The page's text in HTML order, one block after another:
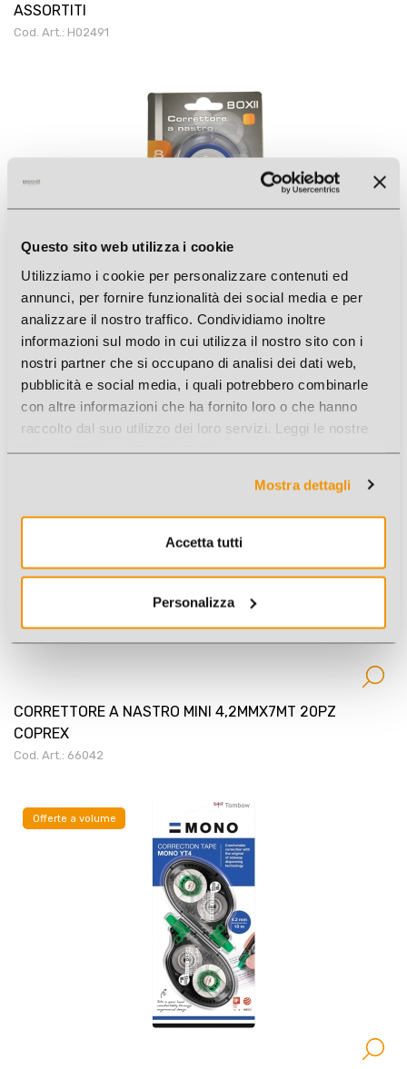
Questo sito web utilizza i cookie
Utilizziamo i cookie per personalizzare contenuti ed
annunci, per fornire funzionalità dei social media e per
analizzare il nostro traffico. Condividiamo inoltre
informazioni sul modo in cui utilizza il nostro sito con i
nostri partner che si occupano di analisi dei dati web,
pubblicità e social media, i quali potrebbero combinarle
con altre informazioni che ha fornito loro o che hanno
raccolto dal suo utilizzo dei loro servizi. Leggi le nostre
Privacy PolicyeCookie Policy.
Mostra dettagli
Accetta tutti
Personalizza
ASSORTITI
Cod. Art.: H02491
CORRETTORE A NASTRO 5MMX8MT 12PZ BOXII
Cod. Art.: 6600
CORRETTORE A NASTRO MINI 4,2MMX7MT 20PZ
COPREX
Cod. Art.: 66042
Offerte a volume